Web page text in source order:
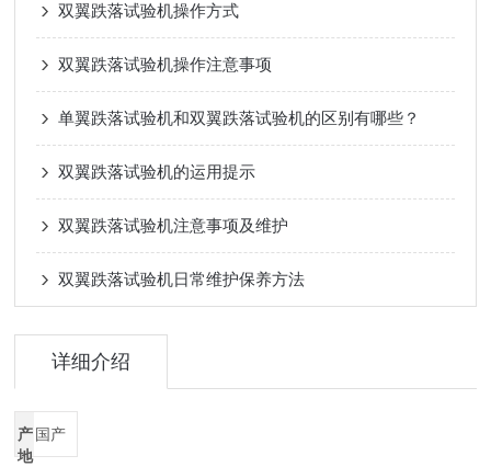
双翼跌落试验机操作方式
双翼跌落试验机操作注意事项
单翼跌落试验机和双翼跌落试验机的区别有哪些？
双翼跌落试验机的运用提示
双翼跌落试验机注意事项及维护
双翼跌落试验机日常维护保养方法
详细介绍
产
地
国产